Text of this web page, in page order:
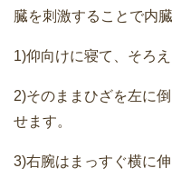
臓を刺激することで内
1)仰向けに寝て、そろ
2)そのままひざを左に
せます。
3)右腕はまっすぐ横に